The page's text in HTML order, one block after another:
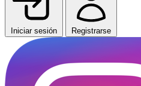
Iniciar sesión Registrarse